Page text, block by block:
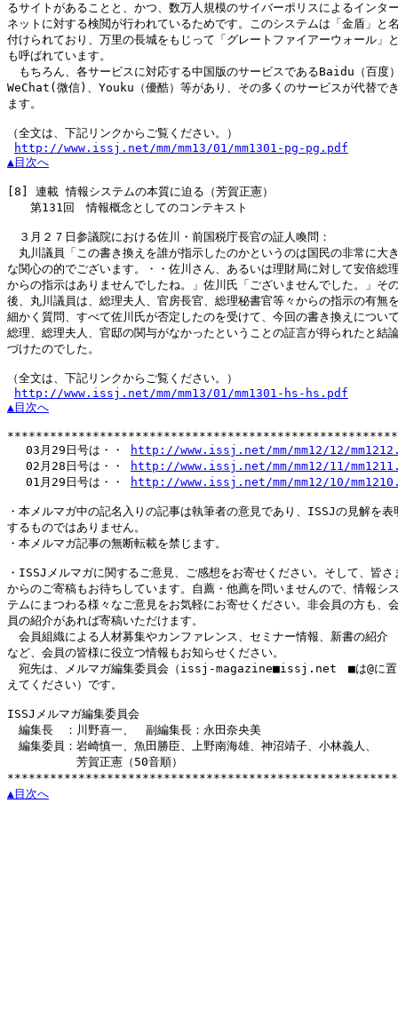
るサイトがあることと、かつ、数万人規模のサイバーポリスによるインタ
ネットに対する検閲が行われているためです。このシステムは「金盾」と
付けられており、万里の長城をもじって「グレートファイアーウォール」
も呼ばれています。
もちろん、各サービスに対応する中国版のサービスであるBaidu（百度
WeChat(微信)、Youku（優酷）等があり、その多くのサービスが代替で
ます。
（全文は、下記リンクからご覧ください。）
http://www.issj.net/mm/mm13/01/mm1301-pg-pg.pdf
▲目次へ
[8]
連載 情報システムの本質に迫る（芳賀正憲）
第131回　情報概念としてのコンテキスト
３月２７日参議院における佐川・前国税庁長官の証人喚問：
丸川議員「この書き換えを誰が指示したのかというのは国民の非常に大
な関心の的でございます。・・佐川さん、あるいは理財局に対して安倍総
からの指示はありませんでしたね。」佐川氏「ございませんでした。」そ
後、丸川議員は、総理夫人、官房長官、総理秘書官等々からの指示の有無
細かく質問、すべて佐川氏が否定したのを受けて、今回の書き換えについ
総理、総理夫人、官邸の関与がなかったということの証言が得られたと結
づけたのでした。
（全文は、下記リンクからご覧ください。）
http://www.issj.net/mm/mm13/01/mm1301-hs-hs.pdf
▲目次へ
03月29日号は・・
http://www.issj.net/mm/mm12/12/
02月28日号は・・
http://www.issj.net/mm/mm12/11/
01月29日号は・・
http://www.issj.net/mm/mm12/10/
・本メルマガ中の記名入りの記事は執筆者の意見であり、ISSJの見解を表
するものではありません。
・本メルマガ記事の無断転載を禁じます。
・ISSJメルマガに関するご意見、ご感想をお寄せください。そして、皆さ
からのご寄稿もお待ちしています。自薦・他薦を問いませんので、情報シ
テムにまつわる様々なご意見をお気軽にお寄せください。非会員の方も、
員の紹介があれば寄稿いただけます。
会員組織による人材募集やカンファレンス、セミナー情報、新書の紹介
など、会員の皆様に役立つ情報もお知らせください。
宛先は、メルマガ編集委員会（issj-magazine■issj.net　■は@に置
えてください）です。
ISSJメルマガ編集委員会
編集長　：川野喜一、　副編集長：永田奈央美
編集委員：岩崎慎一、魚田勝臣、上野南海雄、神沼靖子、小林義人、
芳賀正憲（50音順）
▲目次へ